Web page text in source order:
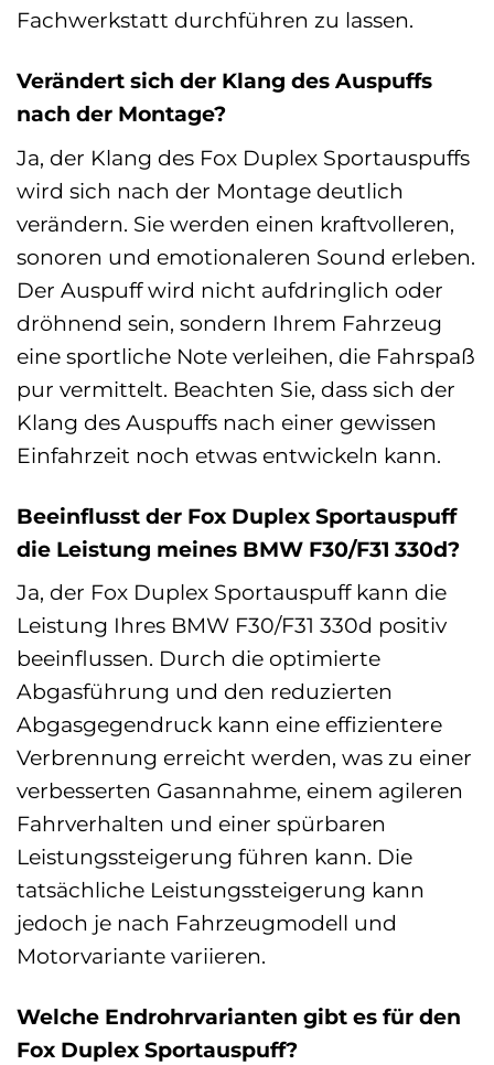
Fachwerkstatt durchführen zu lassen.
Verändert sich der Klang des Auspuffs
nach der Montage?
Ja, der Klang des Fox Duplex Sportauspuffs
wird sich nach der Montage deutlich
verändern. Sie werden einen kraftvolleren,
sonoren und emotionaleren Sound erleben.
Der Auspuff wird nicht aufdringlich oder
dröhnend sein, sondern Ihrem Fahrzeug
eine sportliche Note verleihen, die Fahrspaß
pur vermittelt. Beachten Sie, dass sich der
Klang des Auspuffs nach einer gewissen
Einfahrzeit noch etwas entwickeln kann.
Beeinflusst der Fox Duplex Sportauspuff
die Leistung meines BMW F30/F31 330d?
Ja, der Fox Duplex Sportauspuff kann die
Leistung Ihres BMW F30/F31 330d positiv
beeinflussen. Durch die optimierte
Abgasführung und den reduzierten
Abgasgegendruck kann eine effizientere
Verbrennung erreicht werden, was zu einer
verbesserten Gasannahme, einem agileren
Fahrverhalten und einer spürbaren
Leistungssteigerung führen kann. Die
tatsächliche Leistungssteigerung kann
jedoch je nach Fahrzeugmodell und
Motorvariante variieren.
Welche Endrohrvarianten gibt es für den
Fox Duplex Sportauspuff?